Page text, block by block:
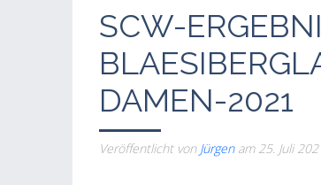
SCW-
DAMEN-2021
Veröffentlicht von Jürgenam 25. Juli